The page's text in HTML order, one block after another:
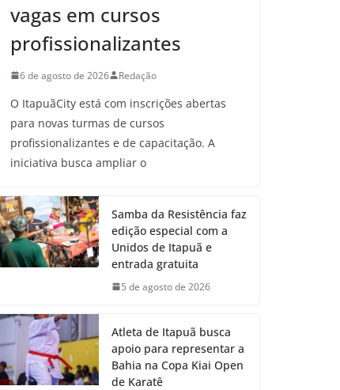
vagas em cursos
profissionalizantes
6 de agosto de 2026 Redação
O ItapuãCity está com inscrições abertas
para novas turmas de cursos
profissionalizantes e de capacitação. A
iniciativa busca ampliar o
Samba da Resistência faz
edição especial com a
Unidos de Itapuã e
entrada gratuita
5 de agosto de 2026
Atleta de Itapuã busca
apoio para representar a
Bahia na Copa Kiai Open
de Karatê